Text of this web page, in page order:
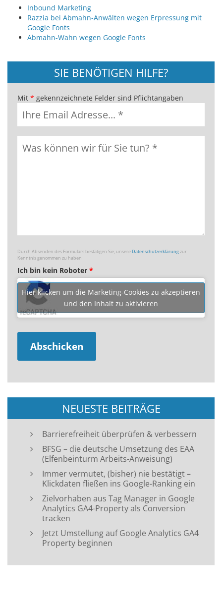
Inbound Marketing
Razzia bei Abmahn-Anwälten wegen Erpressung mit
Google Fonts
Abmahn-Wahn wegen Google Fonts
SIE BENÖTIGEN HILFE?
Mit * gekennzeichnete Felder sind Pflichtangaben
Durch Absenden des Formulars bestätigen Sie, unsereDatenschutzerklärungzur
Kenntnis genommen zu haben
Ich bin kein Roboter *
Hier klicken um die Marketing-Cookies zu akzeptieren
und den Inhalt zu aktivieren
NEUESTE BEITRÄGE
Barrierefreiheit überprüfen & verbessern
BFSG – die deutsche Umsetzung des EAA
(Elfenbeinturm Arbeits-Anweisung)
Immer vermutet, (bisher) nie bestätigt –
Klickdaten fließen ins Google-Ranking ein
Zielvorhaben aus Tag Manager in Google
Analytics GA4-Property als Conversion
tracken
Jetzt Umstellung auf Google Analytics GA4
Property beginnen